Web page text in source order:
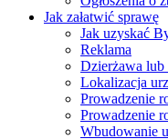
Jak załatwić sprawę
Jak uzyskać
Reklama
Dzierżawa
Lokalizacja
Prowadzenie
Prowadzenie
Wbudowanie